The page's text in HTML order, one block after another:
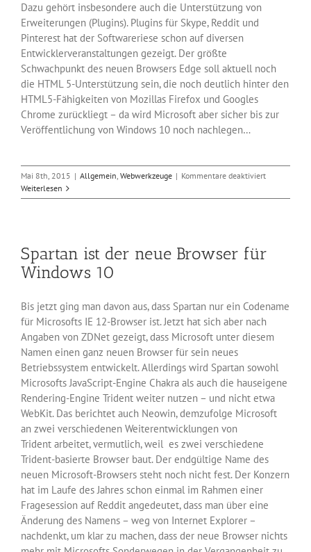
Dazu gehört insbesondere auch die Unterstützung von
Erweiterungen (Plugins). Plugins für Skype, Reddit und
Pinterest hat der Softwareriese schon auf diversen
Entwicklerveranstaltungen gezeigt. Der größte
Schwachpunkt des neuen Browsers Edge soll aktuell noch
die HTML 5-Unterstützung sein, die noch deutlich hinter den
HTML5-Fähigkeiten von Mozillas Firefox und Googles
Chrome zurückliegt – da wird Microsoft aber sicher bis zur
Veröffentlichung von Windows 10 noch nachlegen…
Mai 8th, 2015 | Allgemein, Webwerkzeuge | Kommentare deaktiviertfür
löst
unter
Weiterlesen
Spartan ist der neue Browser für
Windows 10
Bis jetzt ging man davon aus, dass Spartan nur ein Codename
für Microsofts IE 12-Browser ist. Jetzt hat sich aber nach
Angaben von ZDNet gezeigt, dass Microsoft unter diesem
Namen einen ganz neuen Browser für sein neues
Betriebssystem entwickelt. Allerdings wird Spartan sowohl
Microsofts JavaScript-Engine Chakra als auch die hauseigene
Rendering-Engine Trident weiter nutzen – und nicht etwa
WebKit. Das berichtet auch Neowin, demzufolge Microsoft
an zwei verschiedenen Weiterentwicklungen von
Trident arbeitet, vermutlich, weil es zwei verschiedene
Trident-basierte Browser baut. Der endgültige Name des
neuen Microsoft-Browsers steht noch nicht fest. Der Konzern
hat im Laufe des Jahres schon einmal im Rahmen einer
Fragesession auf Reddit angedeutet, dass man über eine
Änderung des Namens – weg von Internet Explorer –
nachdenkt, um klar zu machen, dass der neue Browser nichts